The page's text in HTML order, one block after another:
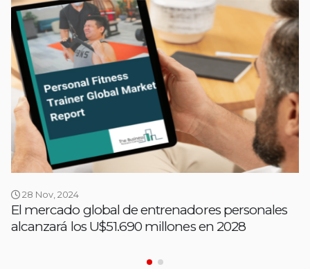
28 Nov, 2024
El mercado global de entrenadores personales
alcanzará los U$51.690 millones en 2028